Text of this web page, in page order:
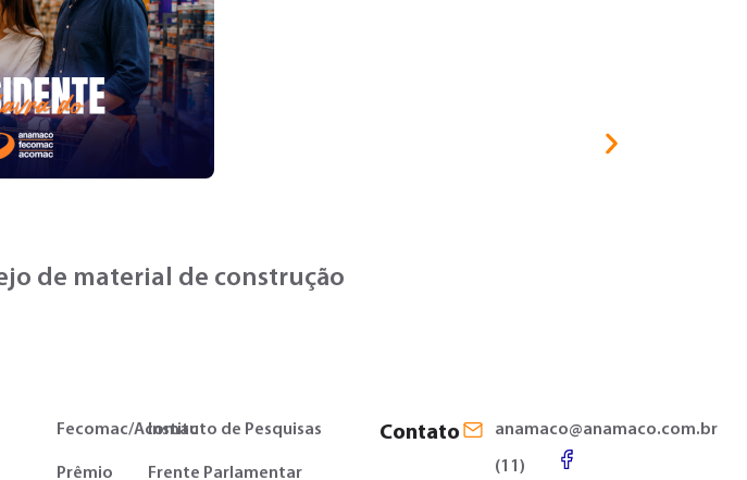
de material de construção
Fecomac/Acomac
Prêmio
Instituto de Pesquisas
Frente Parlamentar
Contato anamaco@anamaco.com.br
(11)